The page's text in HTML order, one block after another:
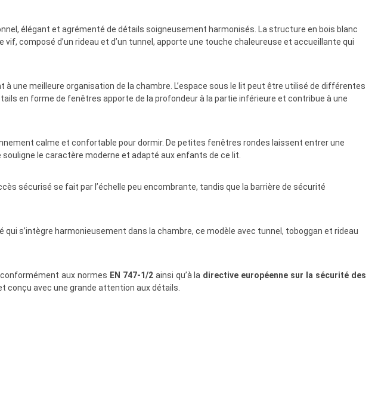
élégant et agrémenté de détails soigneusement harmonisés. La structure en bois blanc
composé d’un rideau et d’un tunnel, apporte une touche chaleureuse et accueillante qui
une meilleure organisation de la chambre. L’espace sous le lit peut être utilisé de différentes
en forme de fenêtres apporte de la profondeur à la partie inférieure et contribue à une
calme et confortable pour dormir. De petites fenêtres rondes laissent entrer une
le caractère moderne et adapté aux enfants de ce lit.
sécurisé se fait par l’échelle peu encombrante, tandis que la barrière de sécurité
s’intègre harmonieusement dans la chambre, ce modèle avec tunnel, toboggan et rideau
aux normes EN 747-1/2ainsi qu’à la directive européenne sur la sécurité des
conçu avec une grande attention aux détails.